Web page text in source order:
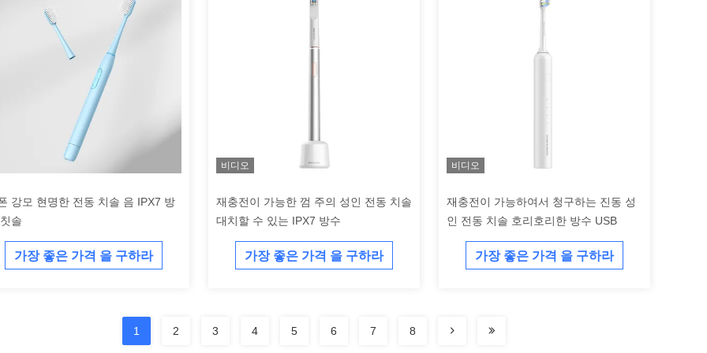
강모 현명한 전동 치솔 음 IPX7 방
솔
가장 좋은 가격 을 구하라
비디오
재충전이 가능한 껌 주의 성인 전동 치솔
대치할 수 있는 IPX7 방수
가장 좋은 가격 을 구하라
비디오
재충전이 가능하여서 청구하는 진동 성
인 전동 치솔 호리호리한 방수 USB
가장 좋은 가격 을 구하라
1 2 3 4 5 6 7 8